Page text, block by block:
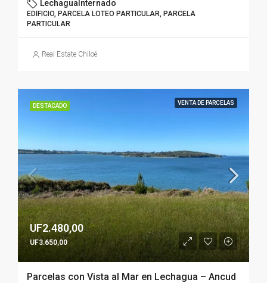
LechaguaInternado
EDIFICIO, PARCELA LOTEO PARTICULAR, PARCELA
PARTICULAR
Real Estate Chiloé
DESTACADO VENTA DE PARCELAS
UF2.480,00
UF3.650,00
Parcelas con Vista al Mar en Lechagua – Ancud